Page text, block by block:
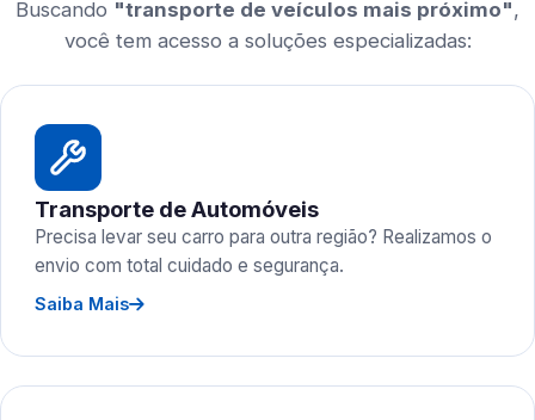
Buscando "transporte de veículos mais próximo",
você tem acesso a soluções especializadas:
Transporte de Automóveis
Precisa levar seu carro para outra região? Realizamos o
envio com total cuidado e segurança.
Saiba Mais